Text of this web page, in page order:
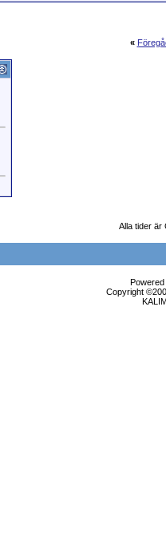
«
Alla tider är
Copyright